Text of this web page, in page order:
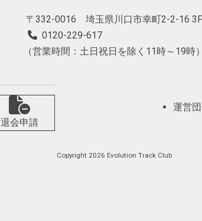
〒332-0016 埼玉県川口市幸町2-2-16 3F
0120-229-617
（営業時間：土日祝日を除く11時～19時）
退会申請
運営
Copyright 2026 Evolution Track Club